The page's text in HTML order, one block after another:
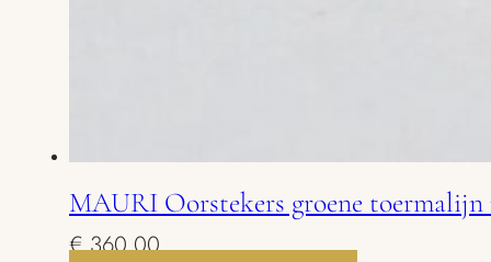
MAURI Oorstekers groene toermalijn
€360,00